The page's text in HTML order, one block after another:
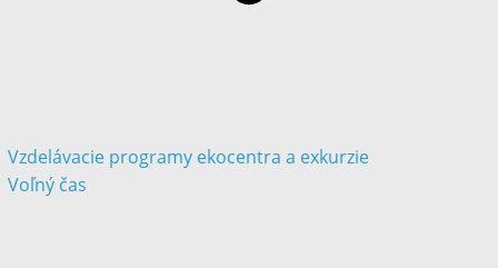
Vzdelávacie programy ekocentra a exkurzie
Voľný čas